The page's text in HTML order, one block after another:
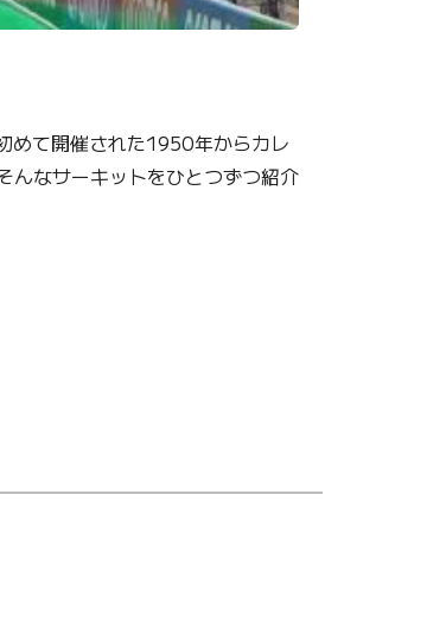
めて開催された1950年からカレ
んなサーキットをひとつずつ紹介